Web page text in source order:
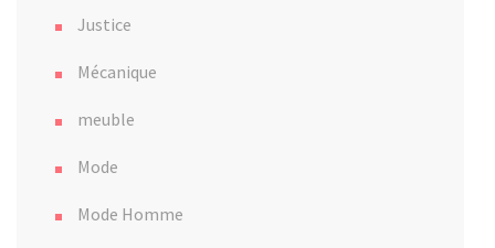
Justice
Mécanique
meuble
Mode
Mode Homme